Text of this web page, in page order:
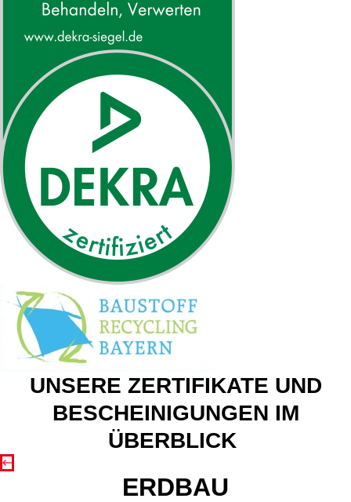
UNSERE ZERTIFIKATE UND
BESCHEINIGUNGEN IM
ÜBERBLICK
ERDBAU